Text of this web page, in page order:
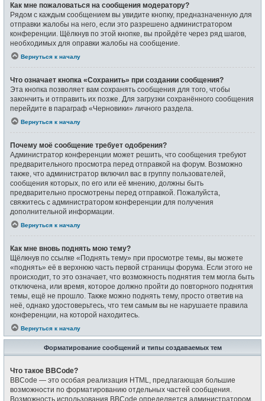
Как мне пожаловаться на сообщения модератору?
Рядом с каждым сообщением вы увидите кнопку, предназначенную для
отправки жалобы на него, если это разрешено администратором
конференции. Щёлкнув по этой кнопке, вы пройдёте через ряд шагов,
необходимых для оправки жалобы на сообщение.
Вернуться к началу
Что означает кнопка «Сохранить» при создании сообщения?
Эта кнопка позволяет вам сохранять сообщения для того, чтобы
закончить и отправить их позже. Для загрузки сохранённого сообщения
перейдите в параграф «Черновики» личного раздела.
Вернуться к началу
Почему моё сообщение требует одобрения?
Администратор конференции может решить, что сообщения требуют
предварительного просмотра перед отправкой на форум. Возможно
также, что администратор включил вас в группу пользователей,
сообщения которых, по его или её мнению, должны быть
предварительно просмотрены перед отправкой. Пожалуйста,
свяжитесь с администратором конференции для получения
дополнительной информации.
Вернуться к началу
Как мне вновь поднять мою тему?
Щёлкнув по ссылке «Поднять тему» при просмотре темы, вы можете
«поднять» её в верхнюю часть первой страницы форума. Если этого не
происходит, то это означает, что возможность поднятия тем могла быть
отключена, или время, которое должно пройти до повторного поднятия
темы, ещё не прошло. Также можно поднять тему, просто ответив на
неё, однако удостоверьтесь, что тем самым вы не нарушаете правила
конференции, на которой находитесь.
Вернуться к началу
Форматирование сообщений и типы создаваемых тем
Что такое BBCode?
BBCode — это особая реализация HTML, предлагающая большие
возможности по форматированию отдельных частей сообщения.
Возможность использования BBCode определяется администратором,